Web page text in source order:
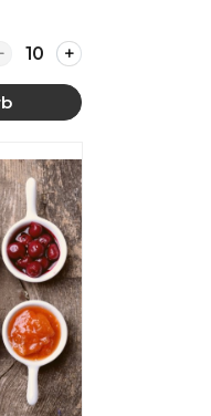
for Knödel